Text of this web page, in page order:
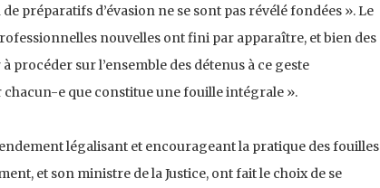
préparatifs d’évasion ne se sont pas révélé fondées ». Le
nouvelles ont fini par apparaître, et bien des
procéder sur l’ensemble des détenus à ce geste
e que constitue une fouille intégrale ».
légalisant et encourageant la pratique des fouilles
et son ministre de la Justice, ont fait le choix de se